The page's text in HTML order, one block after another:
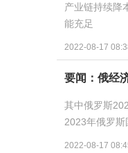
产业链持续降
能充足
2022-08-17
要闻：俄经
其中俄罗斯
2023年俄罗斯
2022-08-17